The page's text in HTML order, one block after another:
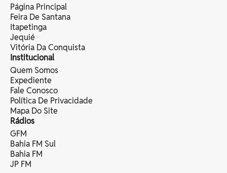
Página Principal
Feira De Santana
Itapetinga
Jequié
Vitória Da Conquista
Institucional
Quem Somos
Expediente
Fale Conosco
Política De Privacidade
Mapa Do Site
Rádios
GFM
Bahia FM Sul
Bahia FM
JP FM